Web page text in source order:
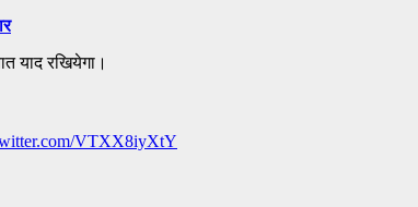
याद रखियेगा।
VTXX8iyXtY